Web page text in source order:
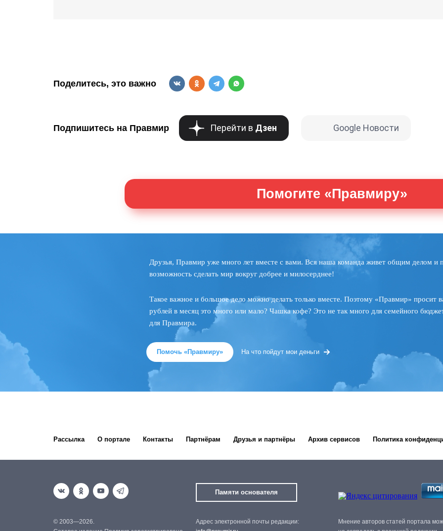
Поделитесь, это важно
Подпишитесь на Правмир Перейти в Дзен Google Новости
Помогите «Правмиру»
Друзья, Правмир уже много лет вместе с вами. Вся наша команда живет общим делом и
возможность сделать мир вокруг добрее и милосерднее!
Такое важное и большое дело можно делать только вместе. Поэтому «Правмир» просит
рублей в месяц это много или мало? Чашка кофе? Это не так много для семейного
для Правмира.
Помочь «Правмиру» На что пойдут мои деньги
Рассылка О портале Контакты Партнёрам Друзья и партнёры Архив сервисов Политика
Памяти основателя
© 2003—2026.
Адрес электронной почты редакции:
Мнение авторов статей портала